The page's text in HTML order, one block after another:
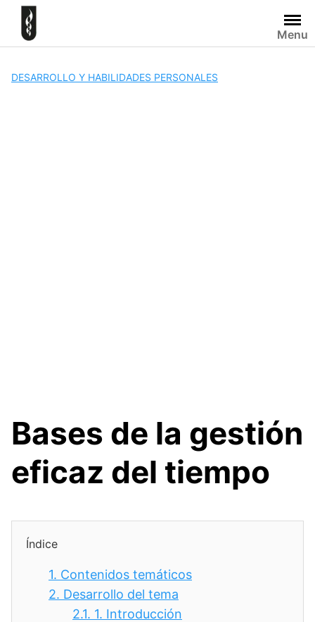
Skip
content
Menu
DESARROLLO Y HABILIDADES PERSONALES
Bases de la gestión
eficaz del tiempo
Índice
1. Contenidos temáticos
2. Desarrollo del tema
2.1. 1. Introducción